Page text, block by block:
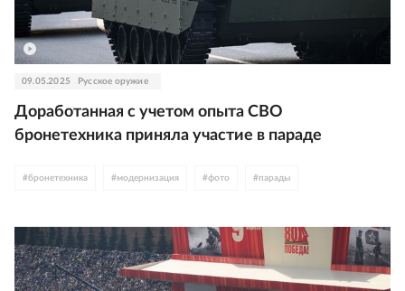
09.05.2025 Русское оружие
Доработанная с учетом опыта СВО
бронетехника приняла участие в параде
#бронетехника #модернизация #фото #парады